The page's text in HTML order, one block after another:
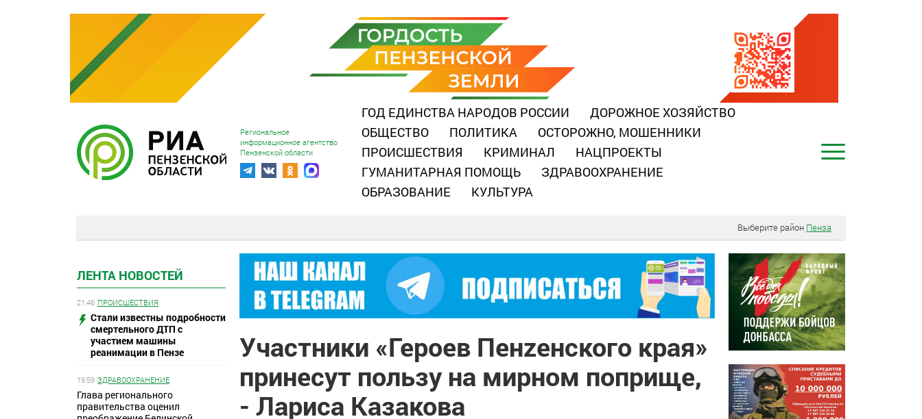
Региональное
информационное агентство
Пензенской области
ГОД ЕДИНСТВА НАРОДОВ РОССИИ
ДОРОЖНОЕ ХОЗЯЙСТВО
ОБЩЕСТВО
ПОЛИТИКА
ОСТОРОЖНО, МОШЕННИКИ
ПРОИСШЕСТВИЯ
КРИМИНАЛ
НАЦПРОЕКТЫ
ГУМАНИТАРНАЯ ПОМОЩЬ
ЗДРАВООХРАНЕНИЕ
ОБРАЗОВАНИЕ
КУЛЬТУРА
Выберите район Пенза
ЛЕНТА НОВОСТЕЙ
21:46 ПРОИСШЕСТВИЯ
Стали известны подробности
смертельного ДТП с
участием машины
реанимации в Пензе
19:59 ЗДРАВООХРАНЕНИЕ
Глава регионального
правительства оценил
Участники «Героев Пенzенского края»
принесут пользу на мирном поприще,
- Лариса Казакова